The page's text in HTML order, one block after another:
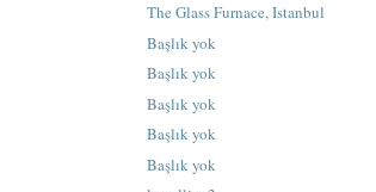
The Glass Furnace, Istanbul
Başlık yok
Başlık yok
Başlık yok
Başlık yok
Başlık yok